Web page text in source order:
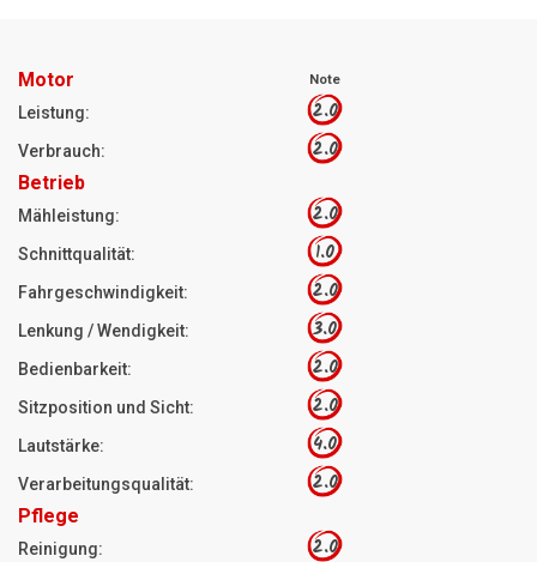
Motor Note
Leistung: 2.0
Verbrauch: 2.0
Betrieb
Mähleistung: 2.0
Schnittqualität: 1.0
Fahrgeschwindigkeit: 2.0
Lenkung / Wendigkeit: 3.0
Bedienbarkeit: 2.0
Sitzposition und Sicht: 2.0
Lautstärke: 4.0
Verarbeitungsqualität: 2.0
Pflege
Reinigung: 2.0